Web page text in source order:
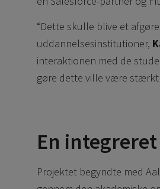
“Dette skulle blive et
uddannelsesinstitutioner,
interaktionen med de
gøre dette ville være stærkt
En
Projektet begyndte med